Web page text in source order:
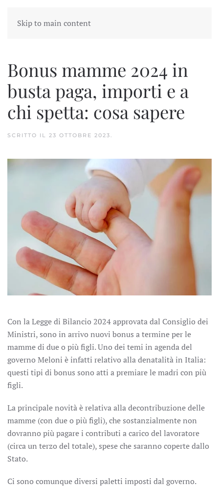
Skip to main content
Bonus mamme 2024 in
busta paga, importi e a
chi spetta: cosa sapere
SCRITTO IL 23 OTTOBRE 2023.
Con la Legge di Bilancio 2024 approvata dal Consiglio dei
Ministri, sono in arrivo nuovi bonus a termine per le
mamme di due o più figli. Uno dei temi in agenda del
governo Meloni è infatti relativo alla denatalità in Italia:
questi tipi di bonus sono atti a premiare le madri con più
figli.
La principale novità è relativa alla decontribuzione delle
mamme (con due o più figli), che sostanzialmente non
dovranno più pagare i contributi a carico del lavoratore
(circa un terzo del totale), spese che saranno coperte dallo
Stato.
Ci sono comunque diversi paletti imposti dal governo.